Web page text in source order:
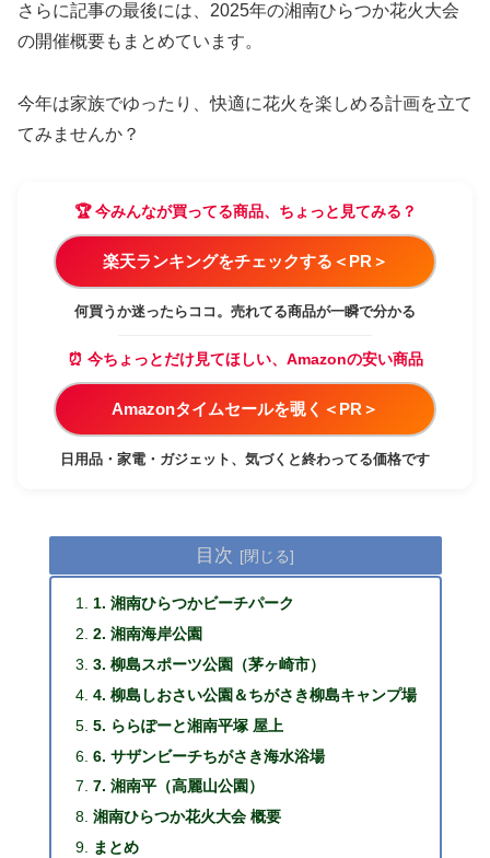
さらに記事の最後には、2025年の湘南ひらつか花火大会
の開催概要もまとめています。
今年は家族でゆったり、快適に花火を楽しめる計画を立て
てみませんか？
🏆 今みんなが買ってる商品、ちょっと見てみる？
楽天ランキングをチェックする＜PR＞
何買うか迷ったらココ。売れてる商品が一瞬で分かる
⏰ 今ちょっとだけ見てほしい、Amazonの安い商品
Amazonタイムセールを覗く＜PR＞
日用品・家電・ガジェット、気づくと終わってる価格です
目次
1. 湘南ひらつかビーチパーク
2. 湘南海岸公園
3. 柳島スポーツ公園（茅ヶ崎市）
4. 柳島しおさい公園＆ちがさき柳島キャンプ場
5. ららぽーと湘南平塚 屋上
6. サザンビーチちがさき海水浴場
7. 湘南平（高麗山公園）
湘南ひらつか花火大会 概要
まとめ